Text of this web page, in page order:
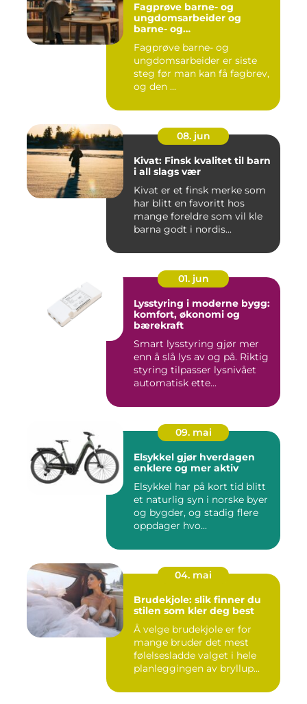
Fagprøve barne- og
ungdomsarbeider og
barne- og
– veien til fagbrev
Fagprøve barne- og
ungdomsarbeider er siste
steg før man kan få fagbrev,
og den ...
08. jun
Kivat: Finsk kvalitet til barn
i all slags vær
Kivat er et finsk merke som
har blitt en favoritt hos
mange foreldre som vil kle
barna godt i nordis...
01. jun
Lysstyring i moderne bygg:
komfort, økonomi og
bærekraft
Smart lysstyring gjør mer
enn å slå lys av og på. Riktig
styring tilpasser lysnivået
automatisk ette...
09. mai
Elsykkel gjør hverdagen
enklere og mer aktiv
Elsykkel har på kort tid blitt
et naturlig syn i norske byer
og bygder, og stadig flere
oppdager hvo...
04. mai
Brudekjole: slik finner du
stilen som kler deg best
Å velge brudekjole er for
mange bruder det mest
følelsesladde valget i hele
planleggingen av bryllup...